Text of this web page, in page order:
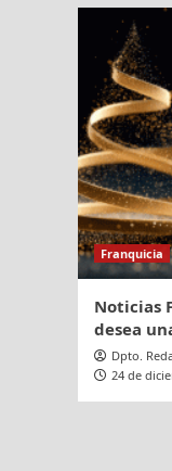
Franquicia
Noticias
desea
Dpto.
24 de